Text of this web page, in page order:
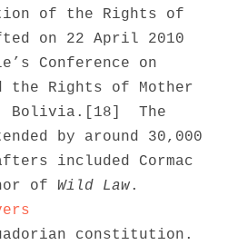
of the Rights of
on 22 April 2010
Conference on
the Rights of Mother
Bolivia.[18]  The
by around 30,000
included Cormac
of Wild Law